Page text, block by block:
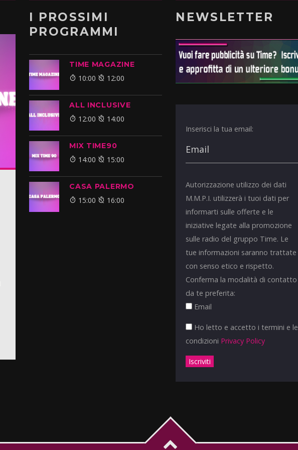
I PROSSIMI
PROGRAMMI
TIME MAGAZINE
10:00 12:00
ALL INCLUSIVE
12:00 14:00
MIX TIME90
14:00 15:00
CASA PALERMO
15:00 16:00
NEWSLETTER
Inserisci la tua email:
Autorizzazione utilizzo dei dati
M.M.P.I. utilizzerà i tuoi dati per
informarti sulle offerte e le
iniziative legate alla promozione
sulle radio del gruppo Time. Le
tue informazioni saranno trattate
con senso etico e rispetto.
Conferma la modalità di contatto
da te preferita:
Email
Ho letto e accetto i termini e le
condizioni Privacy Policy